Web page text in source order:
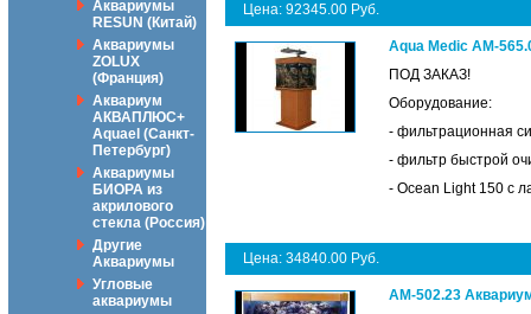
Аквариумы
RESUN (Китай)
Аквариумы
ZOLUX
(Франция)
Аквариум
АКВАПЛЮС+
Aquael (Санкт-
Петербург)
Аквариумы
БИОРА из
акрилового
стекла (Россия)
Другие
Аквариумы
Угловые
аквариумы
Цена: 92345.00 Руб.
Aqua Medic AM-
ПОД ЗАКАЗ!
Оборудование:
- фильтрационная
- фильтр быстрой
- Ocean Light 150 с
Цена: 34840.00 Руб.
AM-502.23